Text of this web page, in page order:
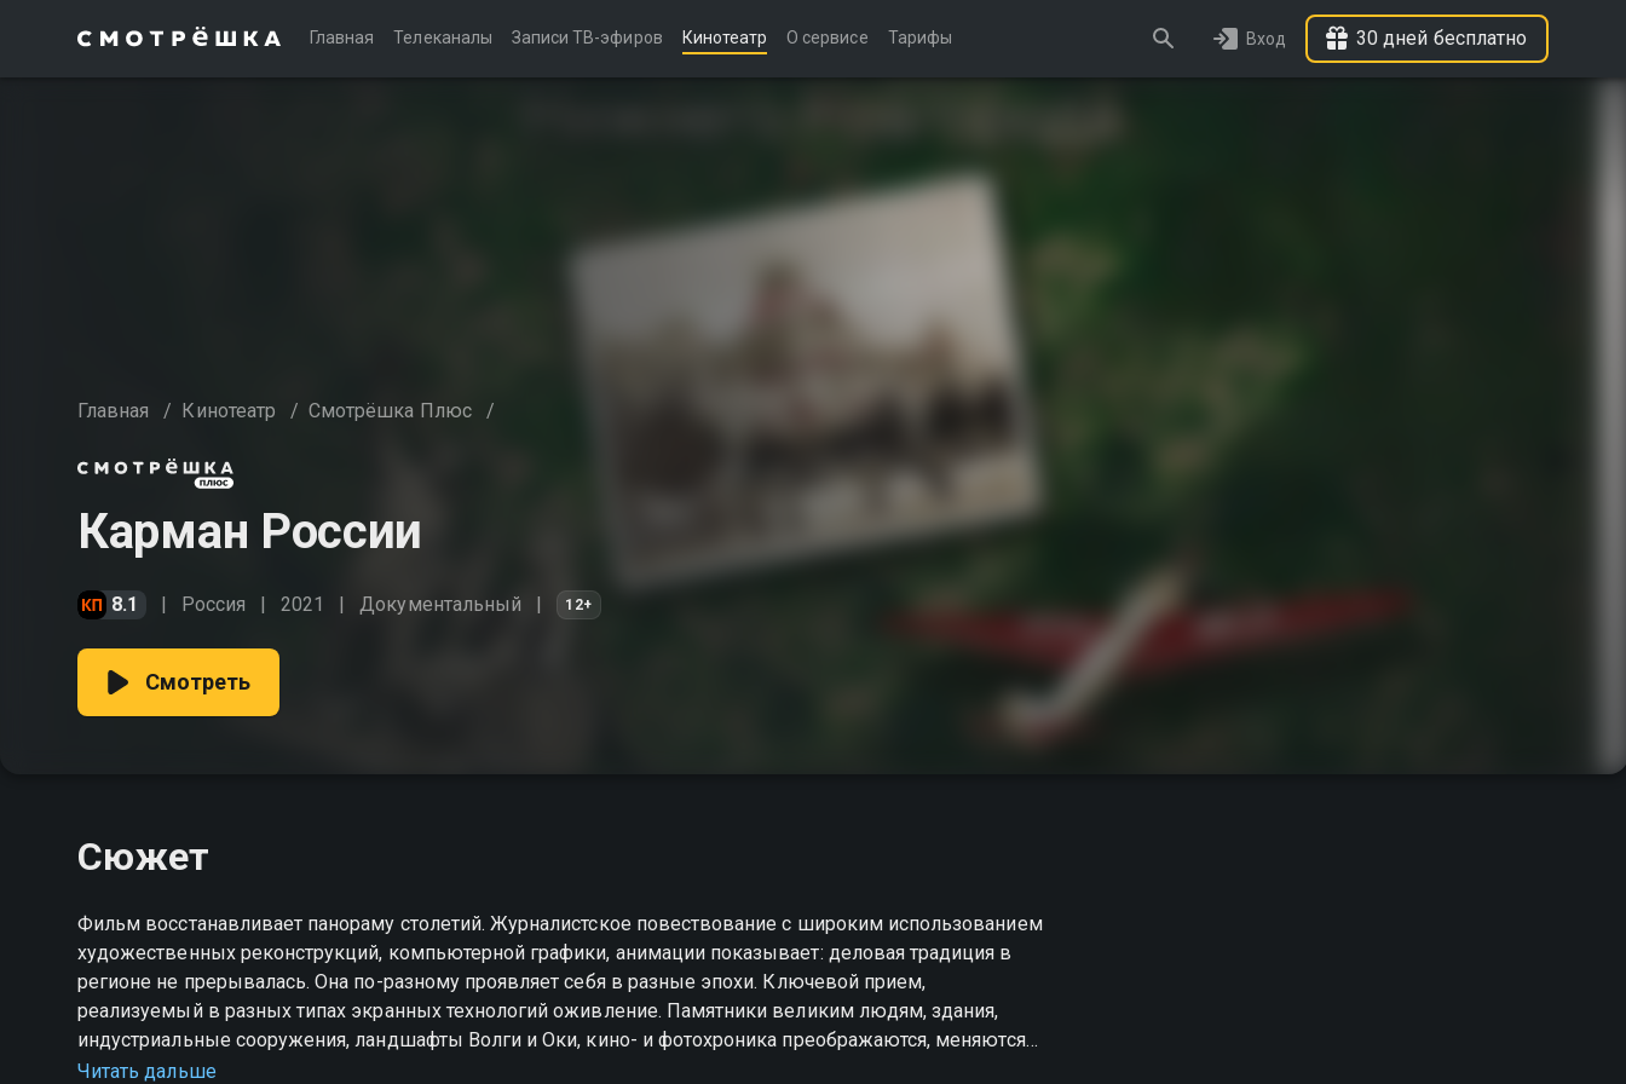
Главная Телеканалы Записи ТВ-эфиров Кинотеатр О сервисе Тарифы Вход 30 дней бесплатно
Главная / Кинотеатр / Смотрёшка Плюс /
Карман России
8.1 Россия 2021 Документальный 12+
Смотреть
Сюжет
Фильм восстанавливает панораму столетий. Журналистское повествование с широким использованием
художественных реконструкций, компьютерной графики, анимации показывает: деловая традиция в
регионе не прерывалась. Она по-разному проявляет себя в разные эпохи. Ключевой прием,
реализуемый в разных типах экранных технологий оживление. Памятники великим людям, здания,
индустриальные сооружения, ландшафты Волги и Оки, кино- и фотохроника преображаются, меняются
во времени и пространстве, обретают другое измерение, чтобы так или иначе взаимодействовать с
Читать дальше